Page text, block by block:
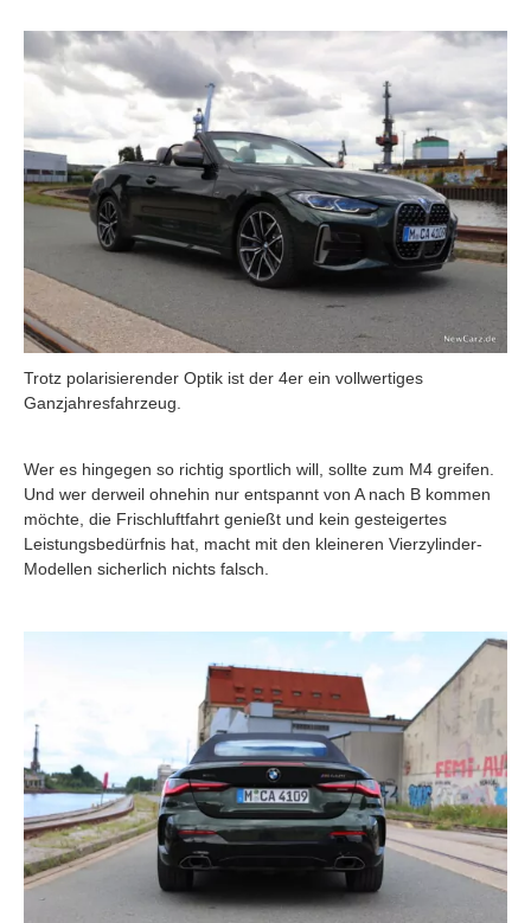
Trotz polarisierender Optik ist der 4er ein vollwertiges
Ganzjahresfahrzeug.
Wer es hingegen so richtig sportlich will, sollte zum M4 greifen.
Und wer derweil ohnehin nur entspannt von A nach B kommen
möchte, die Frischluftfahrt genießt und kein gesteigertes
Leistungsbedürfnis hat, macht mit den kleineren Vierzylinder-
Modellen sicherlich nichts falsch.